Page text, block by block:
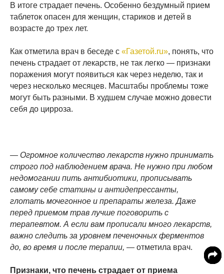
В итоге страдает печень. Особенно бездумный прием
таблеток опасен для женщин, стариков и детей в
возрасте до трех лет.
Как отметила врач в беседе с «Газетой.ru», понять, что
печень страдает от лекарств, не так легко — признаки
поражения могут появиться как через неделю, так и
через несколько месяцев. Масштабы проблемы тоже
могут быть разными. В худшем случае можно довести
себя до цирроза.
— Огромное количество лекарств нужно принимать
строго под наблюдением врача. Не нужно при любом
недомогании пить антибиотики, прописывать
самому себе статины и антидепрессанты,
глотать мочегонное и препараты железа. Даже
перед приемом трав лучше поговорить с
терапевтом. А если вам прописали много лекарств,
важно следить за уровнем печеночных ферментов
до, во время и после терапии, — отметила врач.
Признаки, что печень страдает от приема